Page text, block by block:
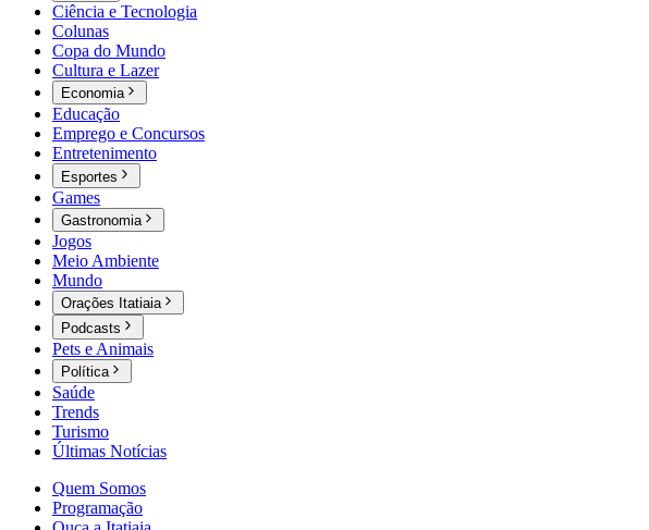
Ciência e Tecnologia
Colunas
Copa do Mundo
Cultura e Lazer
Economia
Educação
Emprego e Concursos
Entretenimento
Esportes
Games
Gastronomia
Jogos
Meio Ambiente
Mundo
Orações Itatiaia
Podcasts
Pets e Animais
Política
Saúde
Trends
Turismo
Últimas Notícias
Quem Somos
Programação